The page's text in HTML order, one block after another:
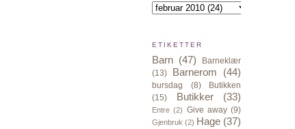
ETIKETTER
Barn (47)
Barneklær
(13)
Barnerom (44)
bursdag (8)
Butikken
(15)
Butikker (33)
Entre (2) Give away (9)
Gjenbruk (2) Hage (37)